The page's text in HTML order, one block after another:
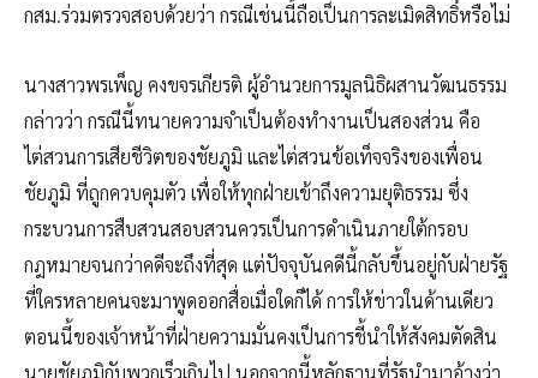
กสม.ร่วมตรวจสอบด้วยว่า กรณีเช่นนี้ถือเป็นการละเมิดสิทธิ์หรือไม่
นางสาวพรเพ็ญ คงขจรเกียรติ ผู้อำนวยการมูลนิธิผสานวัฒนธรรม
กล่าวว่า กรณีนี้ทนายความจำเป็นต้องทำงานเป็นสองส่วน คือ
ไต่สวนการเสียชีวิตของชัยภูมิ และไต่สวนข้อเท็จจริงของเพื่อน
ชัยภูมิ ที่ถูกควบคุมตัว เพื่อให้ทุกฝ่ายเข้าถึงความยุติธรรม ซึ่ง
กระบวนการสืบสวนสอบสวนควรเป็นการดำเนินภายใต้กรอบ
กฎหมายจนกว่าคดีจะถึงที่สุด แต่ปัจจุบันคดีนี้กลับขึ้นอยู่กับฝ่ายรัฐ
ที่ใครหลายคนจะมาพูดออกสื่อเมื่อใดก็ได้ การให้ข่าวในด้านเดียว
ตอนนี้ของเจ้าหน้าที่ฝ่ายความมั่นคงเป็นการชี้นำให้สังคมตัดสิน